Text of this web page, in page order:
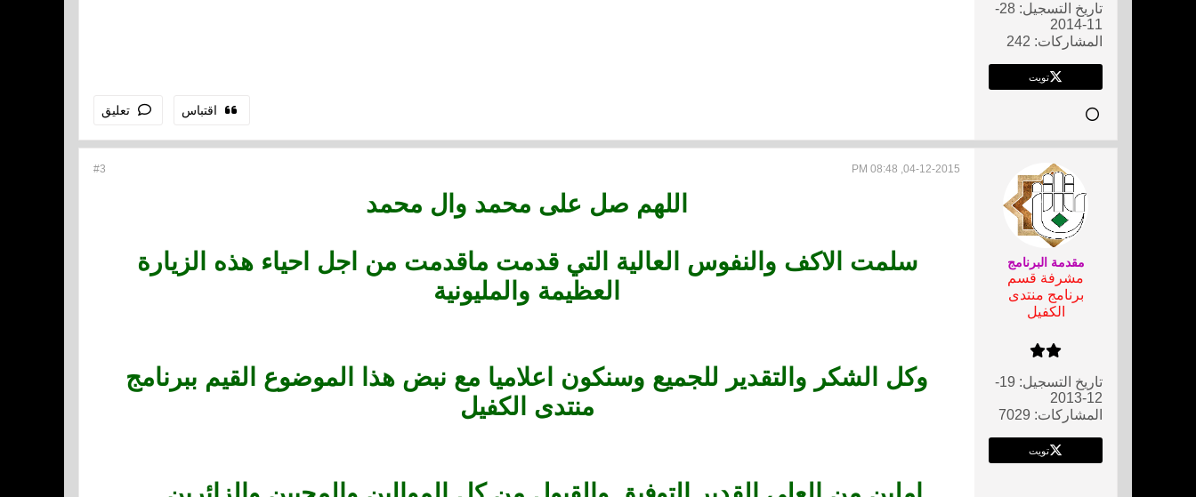
تاريخ التسجيل:
28-
11-2014
المشاركات: 242
تويت
اقتباس تعليق
مقدمة البرنامج
مشرفة قسم
برنامج منتدى
الكفيل
تاريخ التسجيل:
19-
12-2013
المشاركات: 7029
تويت
#3 04-12-2015, 08:48 PM
اللهم صل على محمد وال محمد
سلمت الاكف والنفوس العالية التي قدمت ماقدمت من اجل احياء هذه الزيارة
العظيمة والمليونية
وكل الشكر والتقدير للجميع وسنكون اعلاميا مع نبض هذا الموضوع القيم ببرنامج
منتدى الكفيل